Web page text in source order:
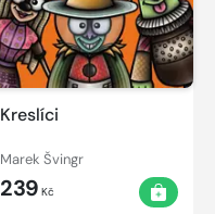
Kreslíci
Marek Švingr
239 Kč